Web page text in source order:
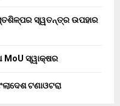
ସ୍ୱତନ୍ତ୍ର ଉପହାର
MoU ସ୍ୱାକ୍ଷର
ଟଣାଓଟରା